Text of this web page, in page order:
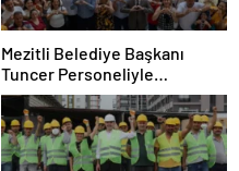
Mezitli Belediye Başkanı
Tuncer Personeliyle
Bayramlaştı